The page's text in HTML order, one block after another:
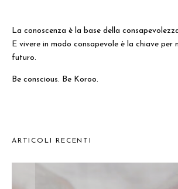
La conoscenza è la base della
E vivere in modo consapevole è la chiave per
futuro.
Be conscious. Be Koroo.
ARTICOLI RECENTI